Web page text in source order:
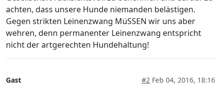
achten, dass unsere Hunde niemanden belästigen.
Gegen strikten Leinenzwang MüSSEN wir uns aber
wehren, denn permanenter Leinenzwang entspricht
nicht der artgerechten Hundehaltung!
Gast #2 Feb 04, 2016, 18:16